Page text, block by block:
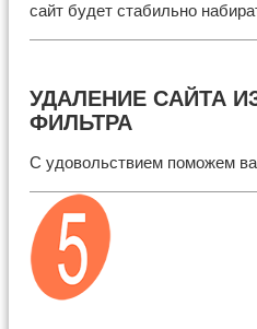
сайт будет стабильно
УДАЛЕНИЕ САЙТА
ФИЛЬТРА
С удовольствием поможем